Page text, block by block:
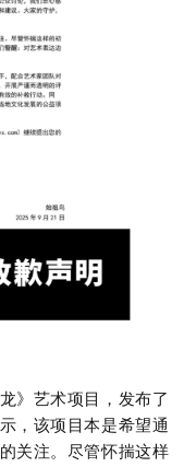
》艺术项目，发布了
，该项目本是希望通
关注。尽管怀揣这样